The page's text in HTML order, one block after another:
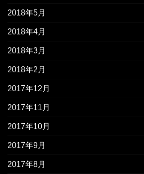
2018年5月
2018年4月
2018年3月
2018年2月
2017年12月
2017年11月
2017年10月
2017年9月
2017年8月